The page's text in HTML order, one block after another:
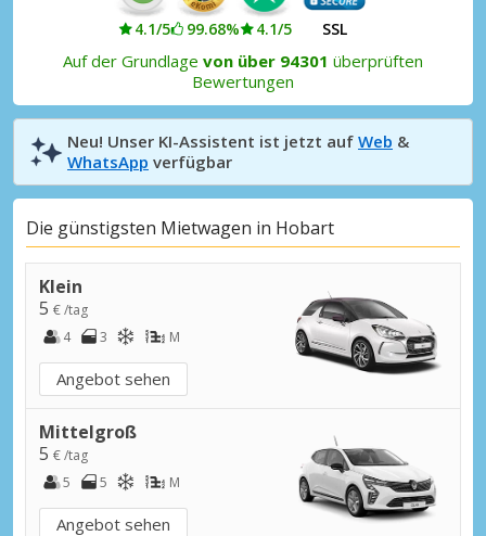
4.1/5 99.68% 4.1/5 SSL
Auf der Grundlage von über 94301 überprüften
Bewertungen
Neu! Unser KI-Assistent ist jetzt auf Web &
WhatsApp verfügbar
Die günstigsten Mietwagen in Hobart
Klein
5 € /tag
4
3 M
Angebot sehen
Mittelgroß
5 € /tag
5
5 M
Angebot sehen